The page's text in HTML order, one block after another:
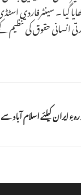
گیا ۔
انسانی حقوق کی
ایران کیلئے اسلام آباد